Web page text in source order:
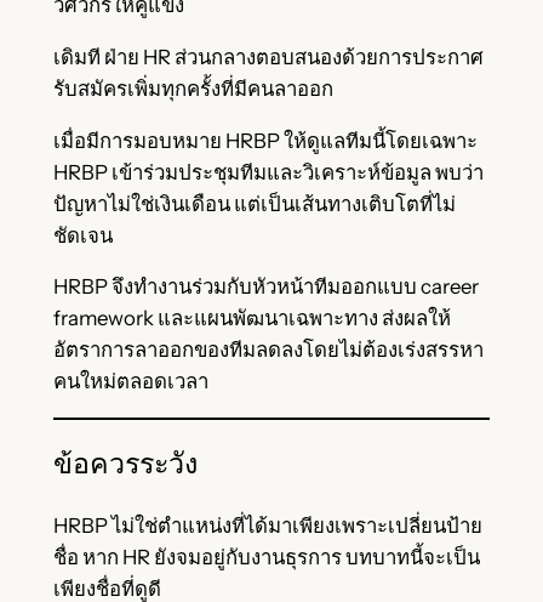
วิศวกรให้คู่แข่ง
เดิมที ฝ่าย HR ส่วนกลางตอบสนองด้วยการประกาศ
รับสมัครเพิ่มทุกครั้งที่มีคนลาออก
เมื่อมีการมอบหมาย HRBP ให้ดูแลทีมนี้โดยเฉพาะ
HRBP เข้าร่วมประชุมทีมและวิเคราะห์ข้อมูล พบว่า
ปัญหาไม่ใช่เงินเดือน แต่เป็นเส้นทางเติบโตที่ไม่
ชัดเจน
HRBP จึงทำงานร่วมกับหัวหน้าทีมออกแบบ career
framework และแผนพัฒนาเฉพาะทาง ส่งผลให้
อัตราการลาออกของทีมลดลงโดยไม่ต้องเร่งสรรหา
คนใหม่ตลอดเวลา
ข้อควรระวัง
HRBP ไม่ใช่ตำแหน่งที่ได้มาเพียงเพราะเปลี่ยนป้าย
ชื่อ หาก HR ยังจมอยู่กับงานธุรการ บทบาทนี้จะเป็น
เพียงชื่อที่ดูดี